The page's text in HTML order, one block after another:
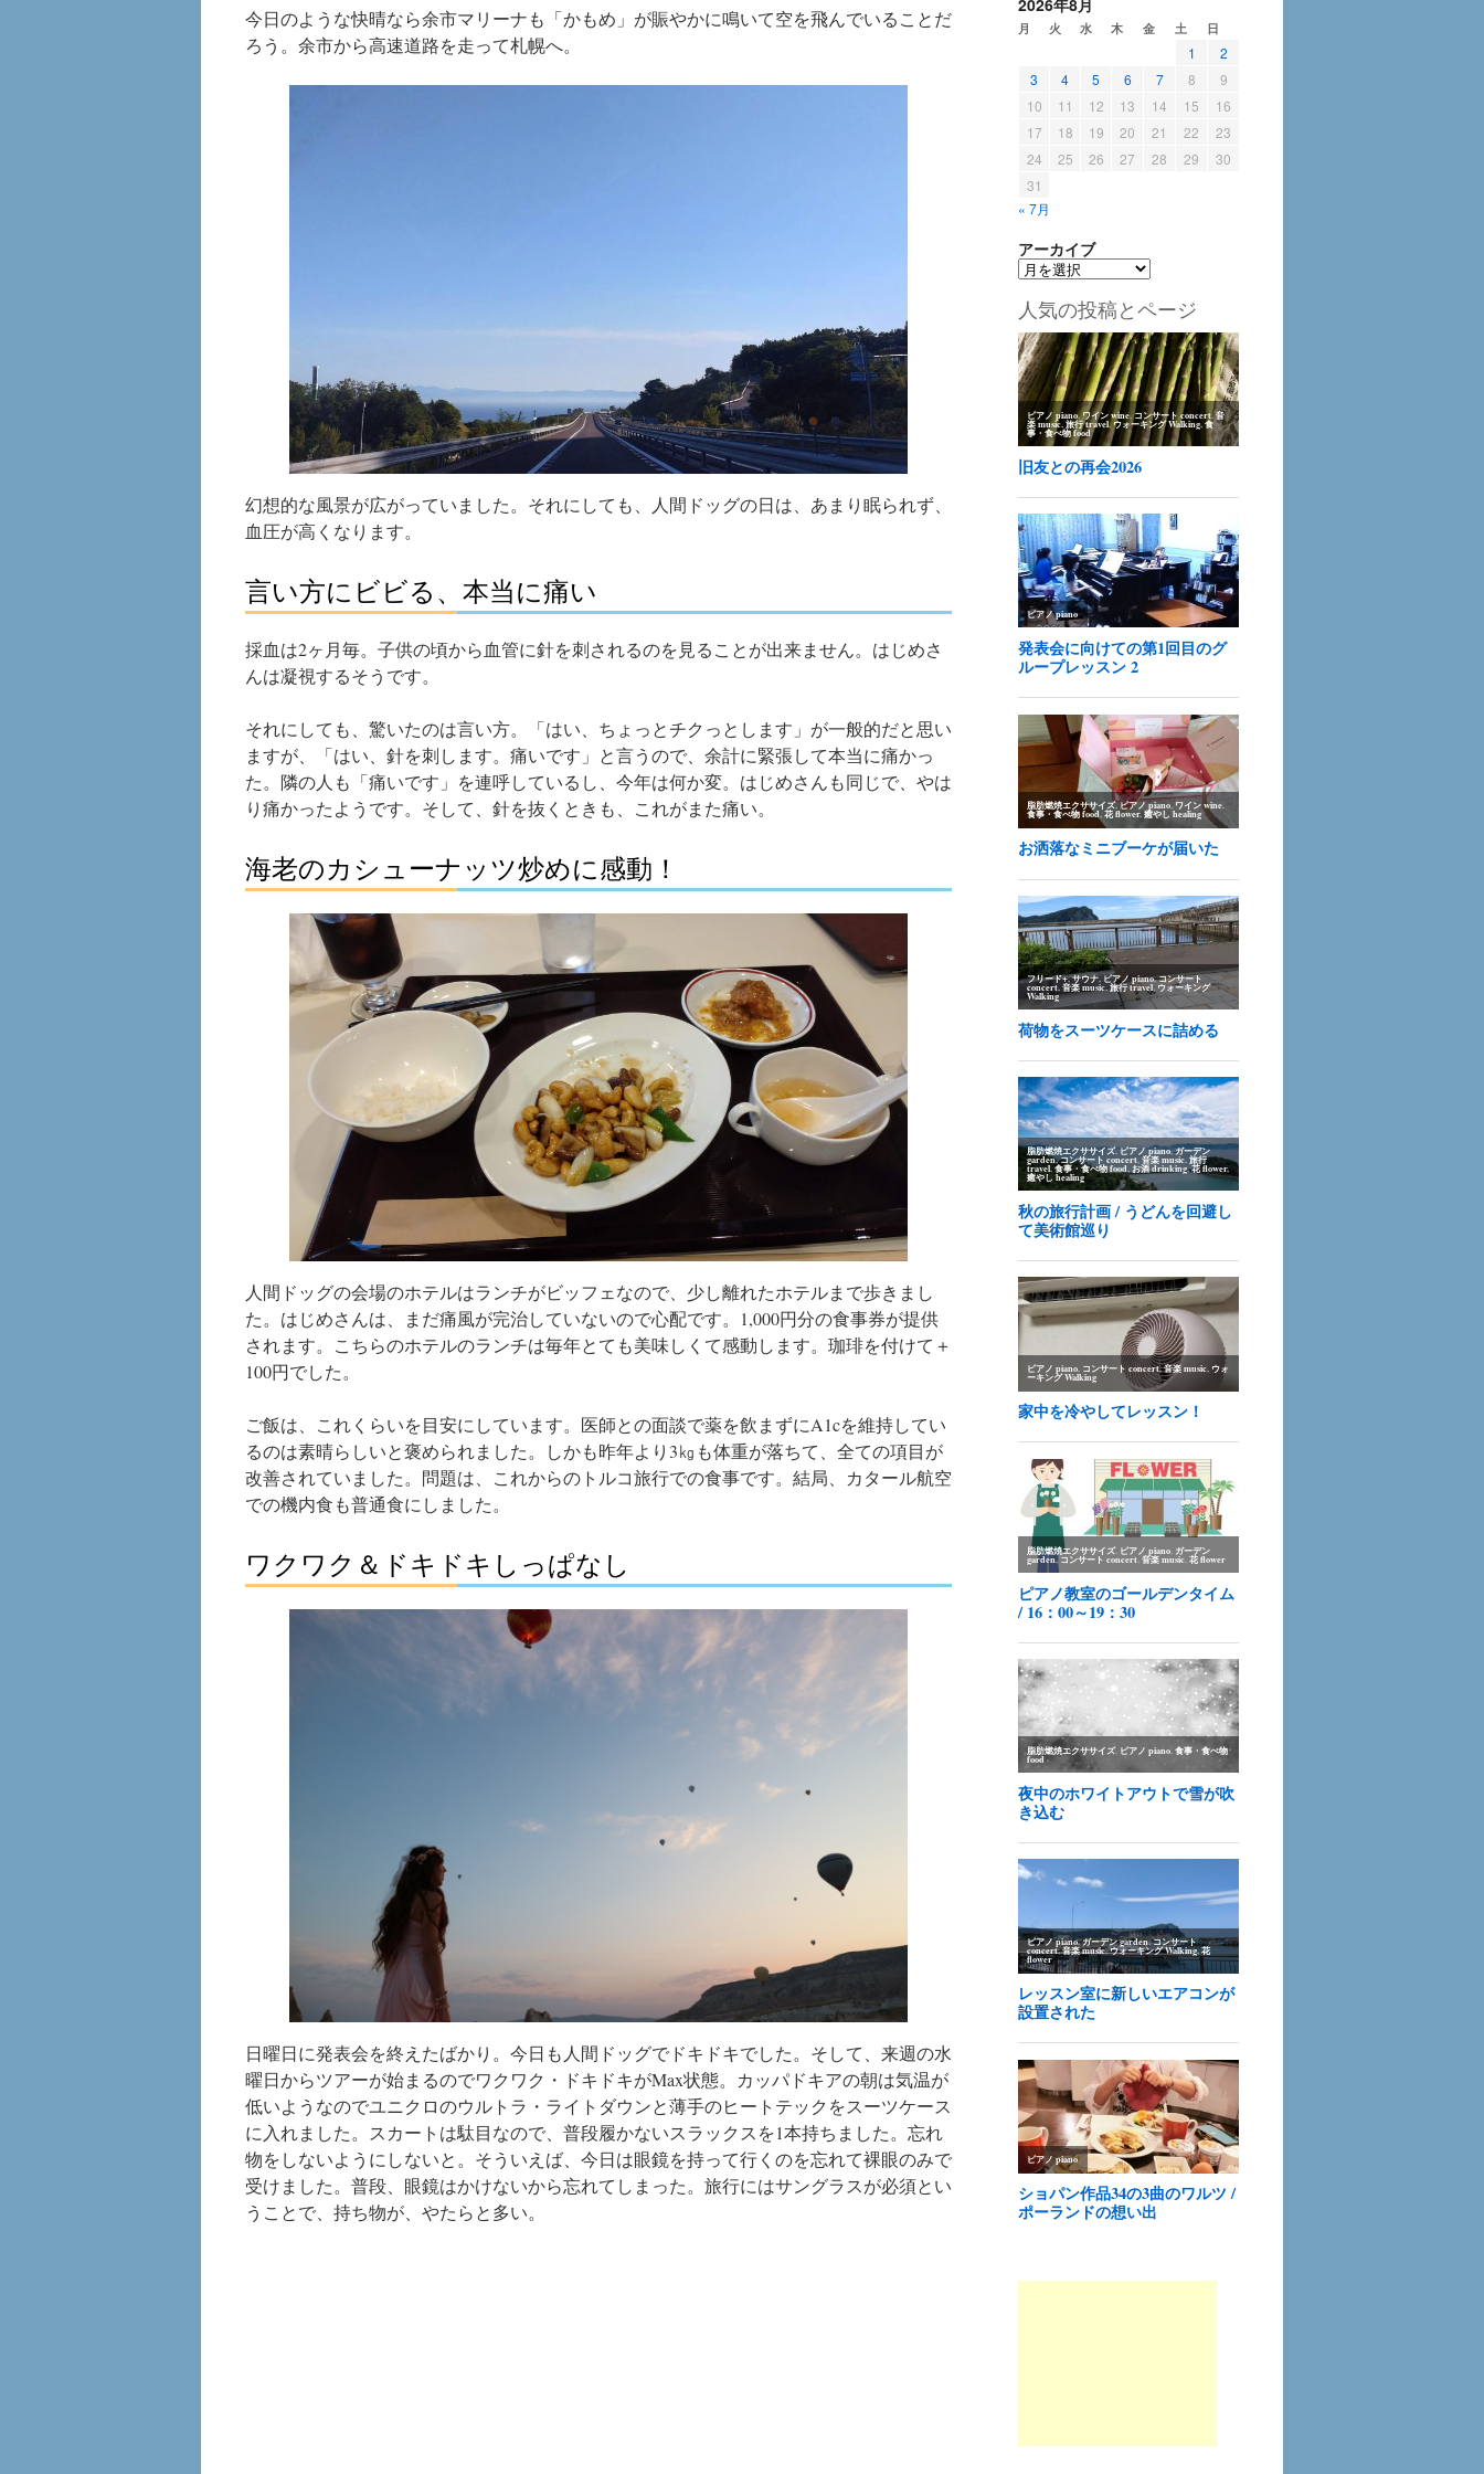
今日のような快晴なら余市マリーナも「かもめ」が賑やかに鳴いて空を飛んでいることだ
ろう。余市から高速道路を走って札幌へ。
幻想的な風景が広がっていました。それにしても、人間ドッグの日は、あまり眠られず、
血圧が高くなります。
言い方にビビる、本当に痛い
採血は2ヶ月毎。子供の頃から血管に針を刺されるのを見ることが出来ません。はじめさ
んは凝視するそうです。
それにしても、驚いたのは言い方。「はい、ちょっとチクっとします」が一般的だと思い
ますが、「はい、針を刺します。痛いです」と言うので、余計に緊張して本当に痛かっ
た。隣の人も「痛いです」を連呼しているし、今年は何か変。はじめさんも同じで、やは
り痛かったようです。そして、針を抜くときも、これがまた痛い。
海老のカシューナッツ炒めに感動！
人間ドッグの会場のホテルはランチがビッフェなので、少し離れたホテルまで歩きまし
た。はじめさんは、まだ痛風が完治していないので心配です。1,000円分の食事券が提供
されます。こちらのホテルのランチは毎年とても美味しくて感動します。珈琲を付けて＋
100円でした。
ご飯は、これくらいを目安にしています。医師との面談で薬を飲まずにA1cを維持してい
るのは素晴らしいと褒められました。しかも昨年より3㎏も体重が落ちて、全ての項目が
改善されていました。問題は、これからのトルコ旅行での食事です。結局、カタール航空
での機内食も普通食にしました。
ワクワク＆ドキドキしっぱなし
日曜日に発表会を終えたばかり。今日も人間ドッグでドキドキでした。そして、来週の水
曜日からツアーが始まるのでワクワク・ドキドキがMax状態。カッパドキアの朝は気温が
低いようなのでユニクロのウルトラ・ライトダウンと薄手のヒートテックをスーツケース
に入れました。スカートは駄目なので、普段履かないスラックスを1本持ちました。忘れ
物をしないようにしないと。そういえば、今日は眼鏡を持って行くのを忘れて裸眼のみで
受けました。普段、眼鏡はかけないから忘れてしまった。旅行にはサングラスが必須とい
うことで、持ち物が、やたらと多い。
2026年8月
月 火 水 木 金 土 日
1
2
3
4 5 6 7 8
9
10
11 12 13 14 15
16
17
18 19 20 21 22
23
24
25 26 27 28 29
30
31
« 7月
アーカイブ
ア
カ
ブ
人気の投稿とページ